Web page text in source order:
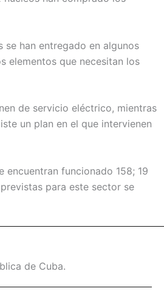
han entregado en algunos
elementos que necesitan los
de servicio eléctrico, mientras
un plan en el que intervienen
funcionado 158; 19
para este sector se
de Cuba.